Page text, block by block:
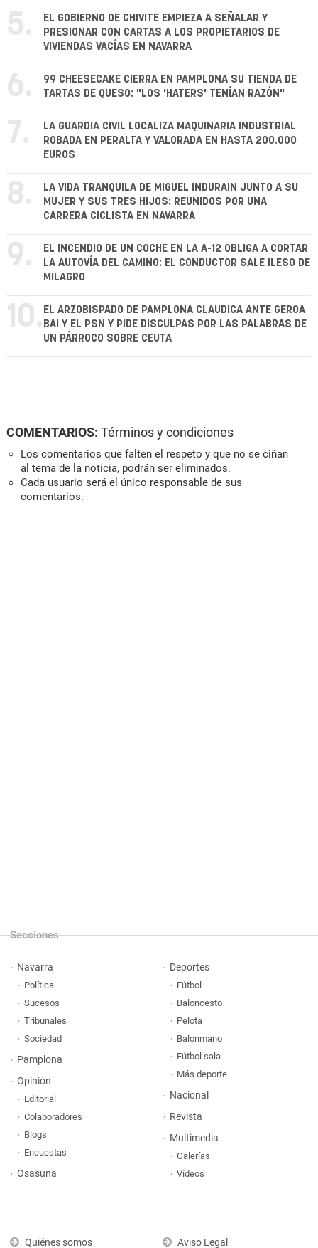
5.
EL GOBIERNO DE CHIVITE EMPIEZA A SEÑALAR Y
PRESIONAR CON CARTAS A LOS PROPIETARIOS DE
VIVIENDAS VACÍAS EN NAVARRA
6.
99 CHEESECAKE CIERRA EN PAMPLONA SU TIENDA DE
TARTAS DE QUESO: "LOS 'HATERS' TENÍAN RAZÓN"
7.
LA GUARDIA CIVIL LOCALIZA MAQUINARIA INDUSTRIAL
ROBADA EN PERALTA Y VALORADA EN HASTA 200.000
EUROS
8.
LA VIDA TRANQUILA DE MIGUEL INDURÁIN JUNTO A SU
MUJER Y SUS TRES HIJOS: REUNIDOS POR UNA
CARRERA CICLISTA EN NAVARRA
9.
EL INCENDIO DE UN COCHE EN LA A-12 OBLIGA A CORTAR
LA AUTOVÍA DEL CAMINO: EL CONDUCTOR SALE ILESO DE
MILAGRO
10. EL ARZOBISPADO DE PAMPLONA CLAUDICA ANTE GEROA
BAI Y EL PSN Y PIDE DISCULPAS POR LAS PALABRAS DE
UN PÁRROCO SOBRE CEUTA
COMENTARIOS: Términos y condiciones
Los comentarios que falten el respeto y que no se ciñan
al tema de la noticia, podrán ser eliminados.
Cada usuario será el único responsable de sus
comentarios.
Secciones
Navarra
Política
Sucesos
Tribunales
Sociedad
Pamplona
Opinión
Editorial
Colaboradores
Blogs
Encuestas
Osasuna
Deportes
Fútbol
Baloncesto
Pelota
Balonmano
Fútbol sala
Más deporte
Nacional
Revista
Multimedia
Galerías
Vídeos
Quiénes somos Aviso Legal